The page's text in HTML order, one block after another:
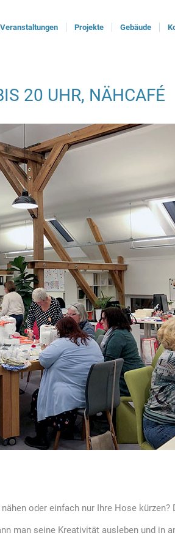
Veranstaltungen Projekte Gebäude
20 UHR, NÄHCAFÉ
oder einfach nur Ihre Hose kürzen?
man seine Kreativität ausleben und in